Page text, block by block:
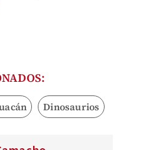
Dinosaurios